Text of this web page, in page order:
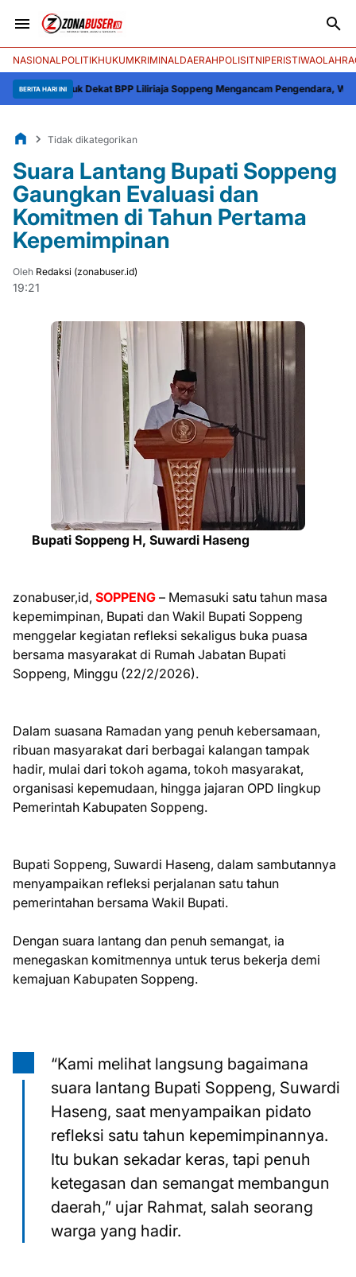
NASIONALPOLITIKHUKUMKRIMINALDAERAHPOLISITNIPERISTIWA
BERITA HARI INI
Lapuk Dekat BPP Liliriaja Soppeng Mengancam Pengendara, Warga
Tidak dikategorikan
Suara Lantang Bupati Soppeng
Gaungkan Evaluasi dan
Komitmen di Tahun Pertama
Kepemimpinan
Oleh Redaksi (zonabuser.id)
19:21
Bupati Soppeng H, Suwardi Haseng
zonabuser,id, SOPPENG – Memasuki satu tahun masa
kepemimpinan, Bupati dan Wakil Bupati Soppeng
menggelar kegiatan refleksi sekaligus buka puasa
bersama masyarakat di Rumah Jabatan Bupati
Soppeng, Minggu (22/2/2026).
Dalam suasana Ramadan yang penuh kebersamaan,
ribuan masyarakat dari berbagai kalangan tampak
hadir, mulai dari tokoh agama, tokoh masyarakat,
organisasi kepemudaan, hingga jajaran OPD lingkup
Pemerintah Kabupaten Soppeng.
Bupati Soppeng, Suwardi Haseng, dalam sambutannya
menyampaikan refleksi perjalanan satu tahun
pemerintahan bersama Wakil Bupati.
Dengan suara lantang dan penuh semangat, ia
menegaskan komitmennya untuk terus bekerja demi
kemajuan Kabupaten Soppeng.
“Kami melihat langsung bagaimana
suara lantang Bupati Soppeng, Suwardi
Haseng, saat menyampaikan pidato
refleksi satu tahun kepemimpinannya.
Itu bukan sekadar keras, tapi penuh
ketegasan dan semangat membangun
daerah,” ujar Rahmat, salah seorang
warga yang hadir.